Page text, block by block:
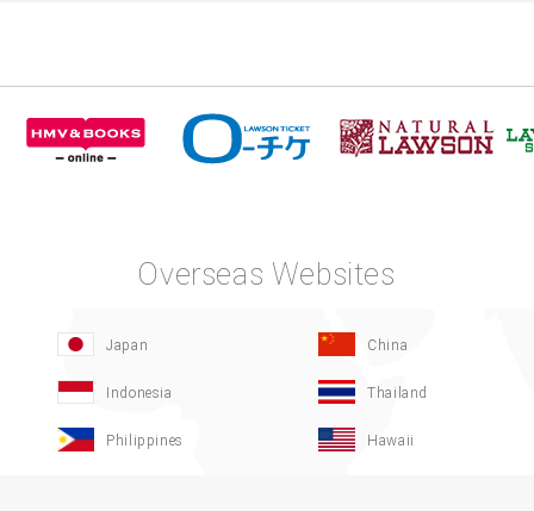
Overseas Websites
Japan China
Indonesia Thailand
Philippines Hawaii